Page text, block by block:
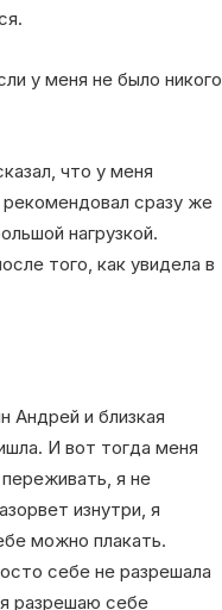
у меня не было никого
что у меня
рекомендовал сразу же
нагрузкой.
того, как увидела в
Андрей и близкая
И вот тогда меня
я не
изнутри, я
можно плакать.
себе не разрешала
разрешаю себе